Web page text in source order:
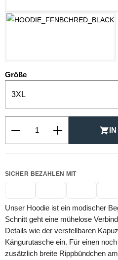
Größeauswählen
SICHER BEZAHLEN MIT
Unser Hoodie ist ein modischer
Schnitt geht eine mühelose
Details wie der verstellbaren
Kängurutasche ein. Für einen
zusätzlich breite Rippbündchen